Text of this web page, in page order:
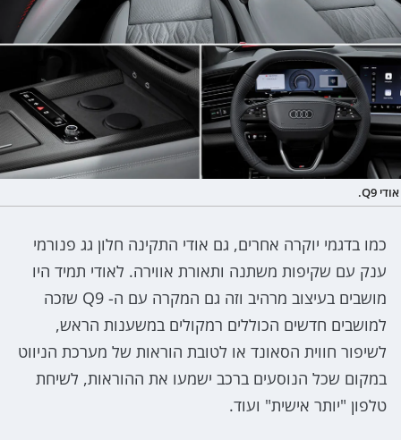
אודי Q9.
כמו בדגמי יוקרה אחרים, גם אודי התקינה חלון גג פנורמי
ענק עם שקיפות משתנה ותאורת אווירה. לאודי תמיד היו
מושבים בעיצוב מרהיב וזה גם המקרה עם ה- Q9 שזכה
למושבים חדשים הכוללים רמקולים במשענות הראש,
לשיפור חווית הסאונד או לטובת הוראות של מערכת הניווט
במקום שכל הנוסעים ברכב ישמעו את ההוראות, לשיחת
טלפון "יותר אישית" ועוד.